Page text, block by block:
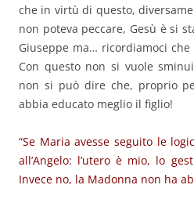
che in virtù di questo,
non poteva peccare, Gesù è si
Giuseppe ma… ricordiamoci
Con questo non si vuole
non si può dire che, proprio
abbia educato meglio il figlio!
“Se Maria avesse seguito le
all’Angelo: l’utero è mio, lo
Invece no, la Madonna non ha